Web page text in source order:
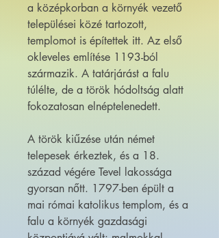
a középkorban a környék vezető
települései közé tartozott,
templomot is építettek itt. Az első
okleveles említése 1193-ból
származik. A tatárjárást a falu
túlélte, de a török hódoltság alatt
fokozatosan elnéptelenedett.
A török kiűzése után német
telepesek érkeztek, és a 18.
század végére Tevel lakossága
gyorsan nőtt. 1797-ben épült a
mai római katolikus templom, és a
falu a környék gazdasági